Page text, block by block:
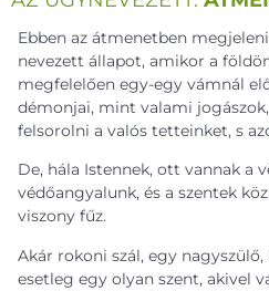
Ebben az átmenetben
nevezett állapot, amikor a
megfelelően egy-egy vámnál
démonjai, mint valami
felsorolni a valós tetteinket, s
De, hála Istennek, ott vannak a
védőangyalunk, és a szentek
viszony fűz.
Akár rokoni szál, egy
esetleg egy olyan szent, akivel